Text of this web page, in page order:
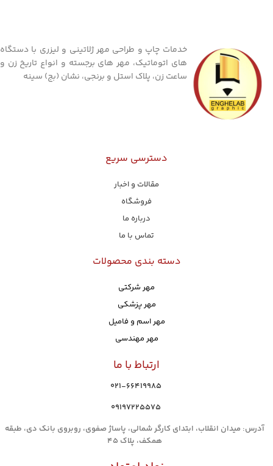
خدمات چاپ و طراحی مهر ژلاتینی و لیزری با دستگاه
های اتوماتیک، مهر های برجسته و انواع تاریخ زن و
ساعت زن، پلاک استل و برنجی، نشان (بج) سینه
دسترسی سریع
مقالات و اخبار
فروشگاه
درباره ما
تماس با ما
دسته بندی محصولات
مهر شرکتی
مهر پزشکی
مهر اسم و فامیل
مهر مهندسی
ارتباط با ما
021-66419985
۰۹۱۹۷۲۲۵۵۷۵
آدرس: میدان انقلاب، ابتدای کارگر شمالی، پاساژ صفوی، روبروی بانک دی، طبقه
همکف، پلاک 45